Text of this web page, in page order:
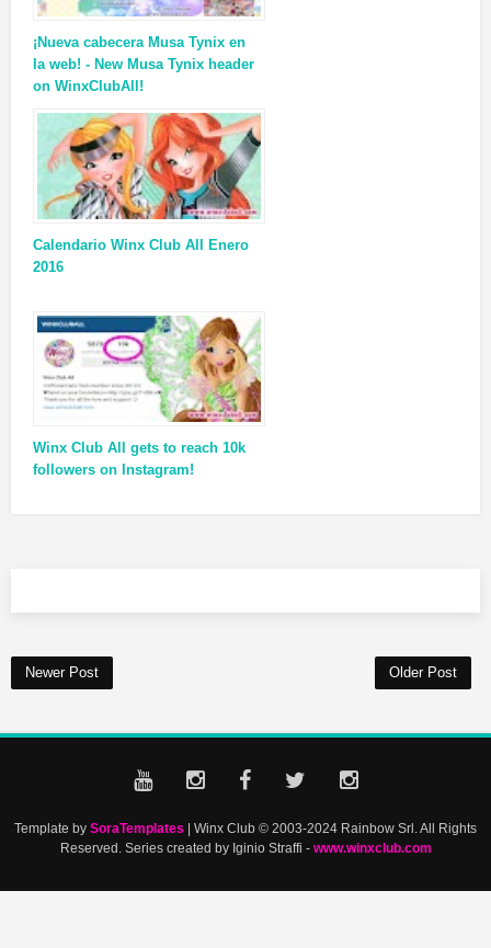
¡Nueva cabecera Musa Tynix en
la web! - New Musa Tynix header
on WinxClubAll!
Calendario Winx Club All Enero
2016
Winx Club All gets to reach 10k
followers on Instagram!
Newer Post Older Post
Template by SoraTemplates | Winx Club © 2003-2024 Rainbow Srl. All Rights
Reserved. Series created by Iginio Straffi - www.winxclub.com